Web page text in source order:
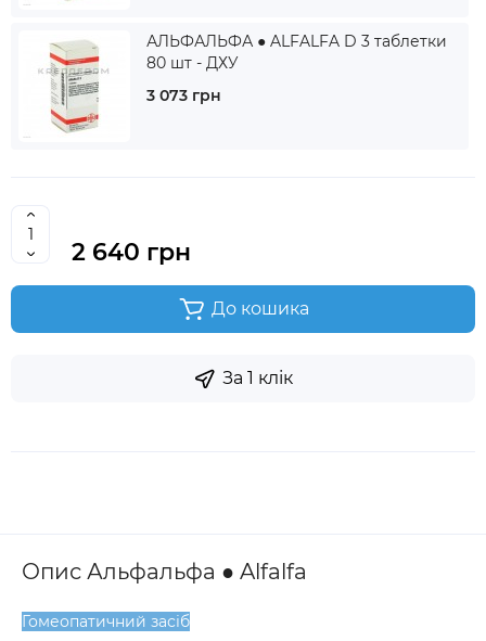
АЛЬФАЛЬФА ● ALFALFA D 3 таблетки
80 шт - ДХУ
3 073 грн
2 640 грн
До кошика
За 1 клік
Опис Альфальфа ● Alfalfa
Гомеопатичний засіб